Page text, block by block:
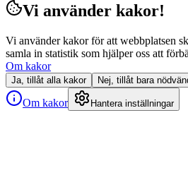
Vi använder kakor!
Vi använder kakor för att webbplatsen
samla in statistik som hjälper oss att
Om kakor
Ja, tillåt alla kakor Nej, tillåt bara
Om kakor Hantera inställningar